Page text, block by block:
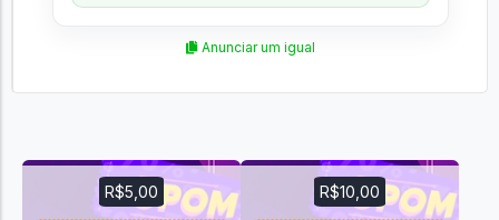
Anunciar um igual
R$5,00 R$10,00